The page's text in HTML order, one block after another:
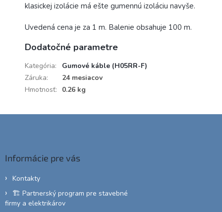
klasickej izolácie má ešte gumennú izoláciu navyše.
Uvedená cena je za 1 m. Balenie obsahuje 100 m.
Dodatočné parametre
Kategória:
Gumové káble (H05RR-F)
Záruka:
24 mesiacov
Hmotnosť: 0.26 kg
Informácie pre vás
Kontakty
🏗️ Partnerský program pre stavebné
firmy a elektrikárov